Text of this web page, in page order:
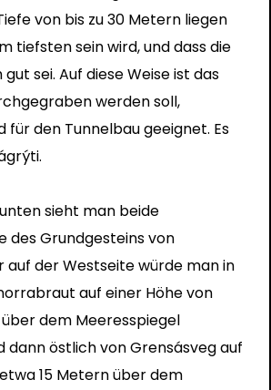
von bis zu 30 Metern liegen
tiefsten sein wird, und dass die
sei. Auf diese Weise ist das
werden soll,
für den Tunnelbau geeignet. Es
sieht man beide
des Grundgesteins von
auf der Westseite würde man in
auf einer Höhe von
dem Meeresspiegel
dann östlich von Grensásveg auf
15 Metern über dem